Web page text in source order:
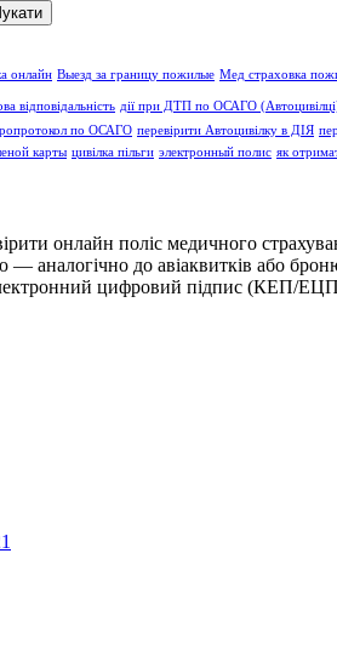
онлайн Выезд за границу пожилые Мед страховка
відповідальність дії при ДТП по ОСАГО
по ОСАГО перевірити Автоцивілку в ДІЯ
карты цивілка пільги электронный полис як
онлайн поліс медичного
аналогічно до авіаквитків або
Електронний цифровий підпис (КЕП/